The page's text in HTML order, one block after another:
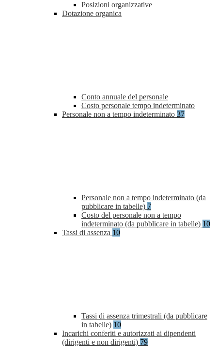
Posizioni organizzative
Dotazione organica
Conto annuale del personale
Costo personale tempo indeterminato
Personale non a tempo indeterminato 37
Personale non a tempo indeterminato (da
pubblicare in tabelle) 7
Costo del personale non a tempo
indeterminato (da pubblicare in tabelle) 10
Tassi di assenza 10
Tassi di assenza trimestrali (da pubblicare
in tabelle) 10
Incarichi conferiti e autorizzati ai dipendenti
(dirigenti e non dirigenti) 79